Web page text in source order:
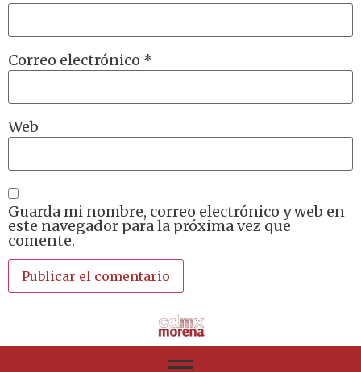
Correo electrónico *
Web
Guarda mi nombre, correo electrónico y web en
este navegador para la próxima vez que
comente.